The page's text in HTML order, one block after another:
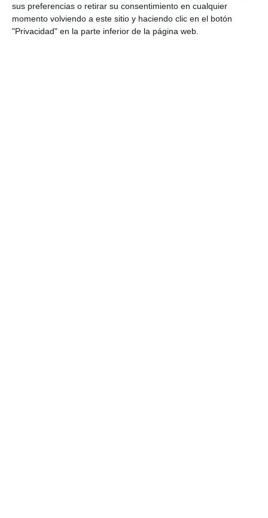
sus preferencias o retirar su consentimiento en cualquier
momento volviendo a este sitio y haciendo clic en el botón
"Privacidad" en la parte inferior de la página web.